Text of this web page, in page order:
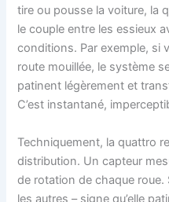
tire ou pousse la voiture, la
le couple entre les essieux
conditions. Par exemple, si
route mouillée, le système
patinent légèrement et
C’est instantané,
Techniquement, la quattro
distribution. Un capteur
de rotation de chaque roue.
les autres – signe qu’elle